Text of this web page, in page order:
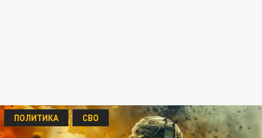
ПОЛИТИКА СВО